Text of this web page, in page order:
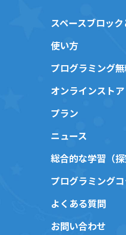
スペースブロッ
使い方
プログラミング
オンラインストア
プラン
ニュース
総合的な学習（
プログラミング
よくある質問
お問い合わせ